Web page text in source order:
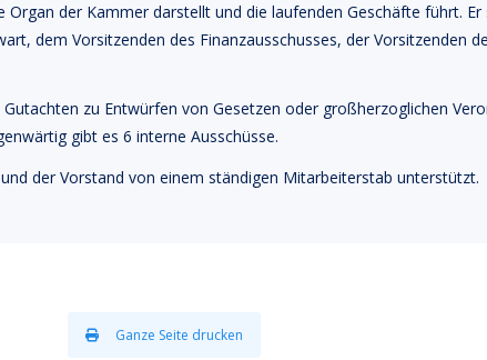
der Kammer darstellt und die laufenden Geschäfte führt.
dem Vorsitzenden des Finanzausschusses, der Vorsitzenden
zu Entwürfen von Gesetzen oder großherzoglichen
gibt es 6 interne Ausschüsse.
der Vorstand von einem ständigen Mitarbeiterstab unterstützt.
Ganze Seite drucken